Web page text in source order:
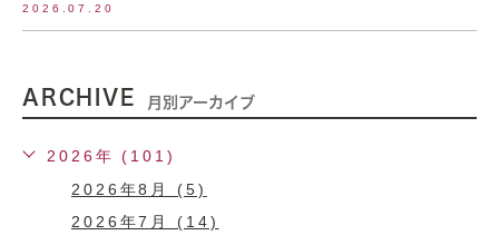
2026.07.20
ARCHIVE 月別アーカイブ
2026年 (101)
2026年8月 (5)
2026年7月 (14)